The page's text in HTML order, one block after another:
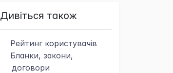
Дивіться також
Рейтинг користувачів
Бланки, закони,
договори